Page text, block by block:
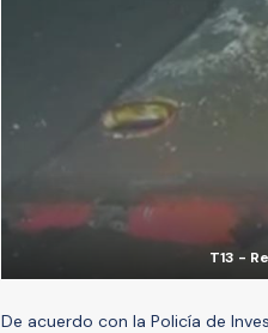
T13 -
De acuerdo con la Policía de